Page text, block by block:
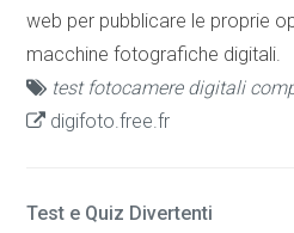
web per pubblicare le proprie
macchine fotografiche digitali.
test fotocamere digitali
digifoto.free.fr
Test e Quiz Divertenti